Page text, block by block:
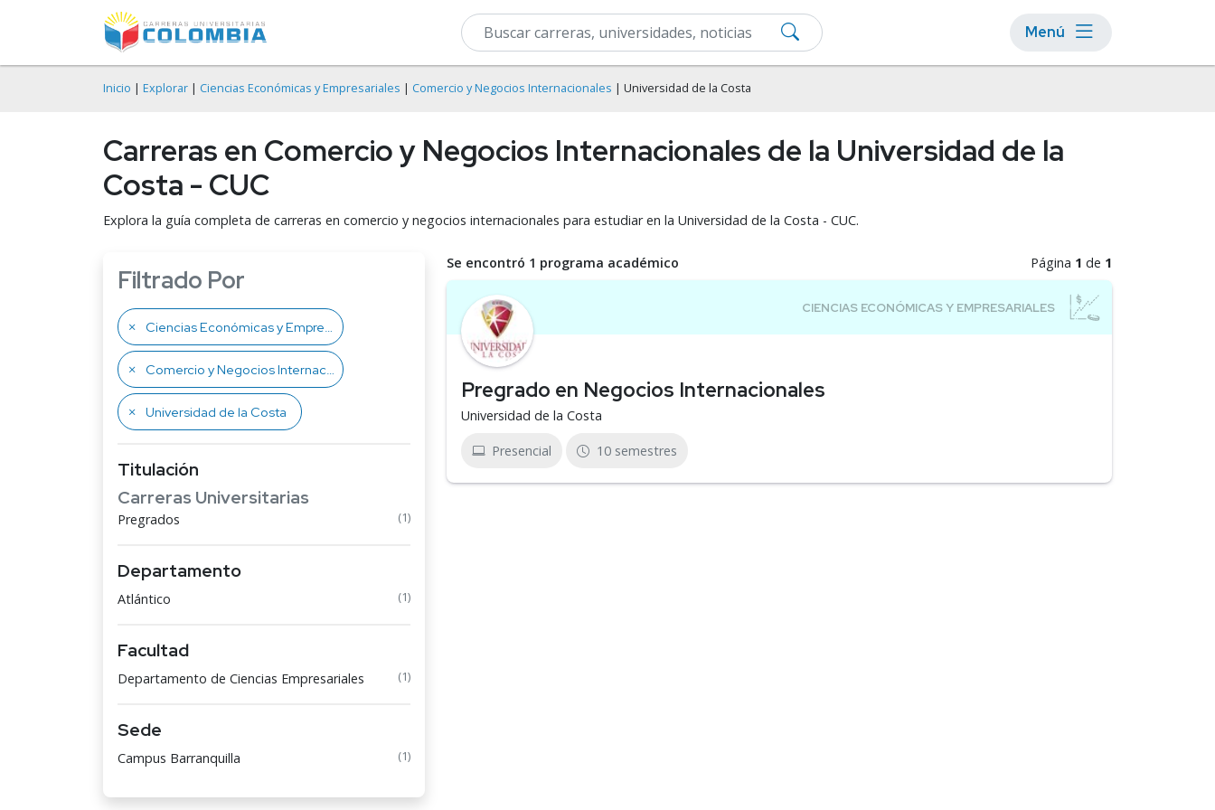
Menú
Inicio | Explorar | Ciencias Económicas y Empresariales | Comercio y Negocios Internacionales | Universidad de la Costa
Carreras en Comercio y Negocios Internacionales de la Universidad de la
Costa - CUC
Explora la guía completa de carreras en comercio y negocios internacionales para estudiar en la Universidad de la Costa - CUC.
Filtrado Por
Ciencias Económicas y Empresariales
Comercio y Negocios Internacionales
Universidad de la Costa
Titulación
Carreras Universitarias
Pregrados (1)
Departamento
Atlántico (1)
Facultad
Departamento de Ciencias Empresariales (1)
Sede
Campus Barranquilla (1)
Se encontró 1 programa académico Página 1 de 1
Pregrado en Negocios Internacionales
Universidad de la Costa
Presencial 10 semestres